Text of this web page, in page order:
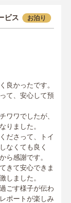
ビス お泊り
良かったです。
て、安心して預
ワワでしたが、
りました。
ださって、トイ
なくても良く
ら感謝です。
きて安心できま
しました。
ごす様子が伝わ
ポートが楽しみ